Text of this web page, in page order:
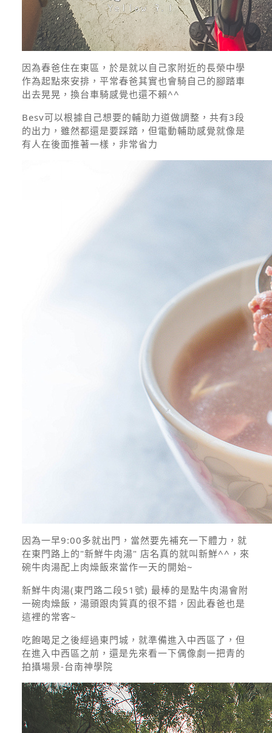
因為春爸住在東區，於是就以自己家附近的長榮中學
作為起點來安排，平常春爸其實也會騎自己的腳踏車
出去晃晃，換台車騎感覺也還不賴^^
Besv可以根據自己想要的輔助力道做調整，共有3段
的出力，雖然都還是要踩踏，但電動輔助感覺就像是
有人在後面推著一樣，非常省力
因為一早9:00多就出門，當然要先補充一下體力，就
在東門路上的"新鮮牛肉湯" 店名真的就叫新鮮^^，來
碗牛肉湯配上肉燥飯來當作一天的開始~
新鮮牛肉湯(東門路二段51號) 最棒的是點牛肉湯會附
一碗肉燥飯 ，湯頭跟肉質真的很不錯，因此春爸也是
這裡的常客~
吃飽喝足之後經過東門城，就準備進入中西區了，但
在進入中西區之前，還是先來看一下偶像劇一把青的
拍攝場景-台南神學院